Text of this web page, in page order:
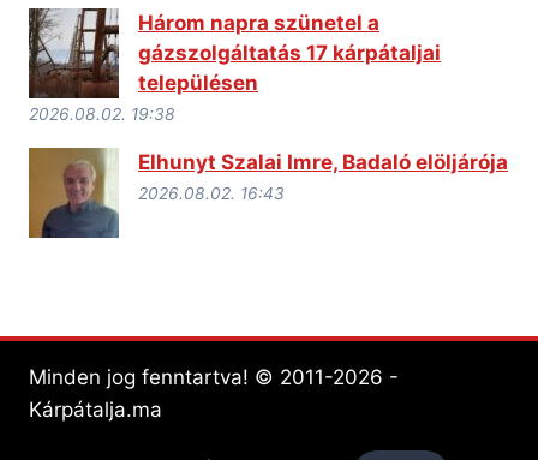
Három napra szünetel a
gázszolgáltatás 17 kárpátaljai
településen
2026.08.02. 19:38
Elhunyt Szalai Imre, Badaló elöljárója
2026.08.02. 16:43
Minden jog fenntartva! © 2011-2026 -
Kárpátalja.ma